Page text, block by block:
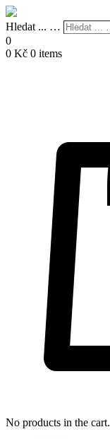
Hledat ... …
0
0 Kč 0 items
No products in the cart.